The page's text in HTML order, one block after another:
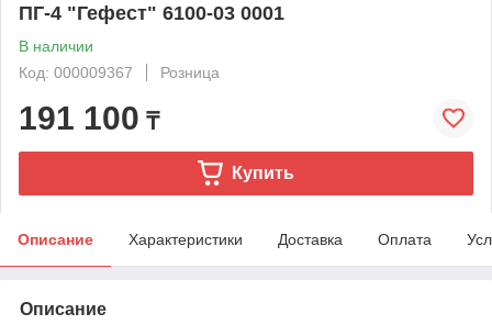
ПГ-4 "Гефест" 6100-03 0001
В наличии
Код: 000009367
Розница
191 100 ₸
Купить
Описание Характеристики Доставка Оплата
Описание